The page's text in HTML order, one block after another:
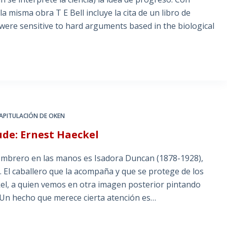
misma obra T E Bell incluye la cita de un libro de
sensitive to hard arguments based in the biological
DE OKEN
Ernest Haeckel
en las manos es Isadora Duncan (1878-1928),
caballero que la acompaña y que se protege de los
a quien vemos en otra imagen posterior pintando
merece cierta atención es…